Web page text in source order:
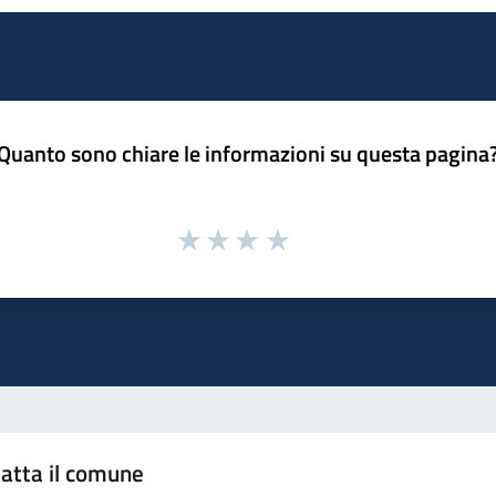
sono chiare le informazioni su questa
il comune